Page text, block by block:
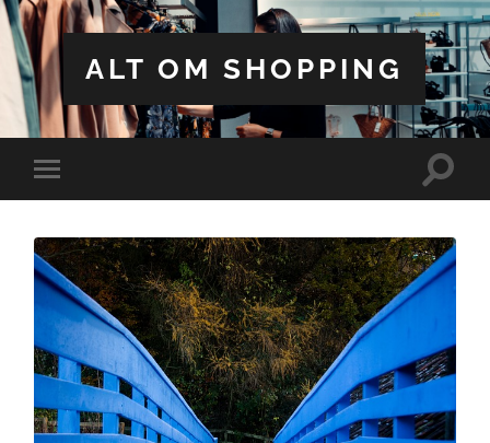
ALT OM SHOPPING
Toggle
mobile
Toggle